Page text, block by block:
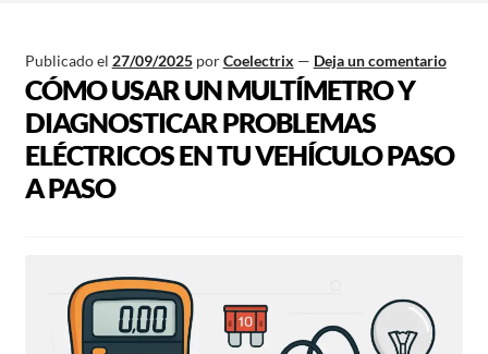
Publicado el 27/09/2025 porCoelectrix — Deja un comentario
CÓMO USAR UN MULTÍMETRO Y
DIAGNOSTICAR PROBLEMAS
ELÉCTRICOS EN TU VEHÍCULO PASO
A PASO